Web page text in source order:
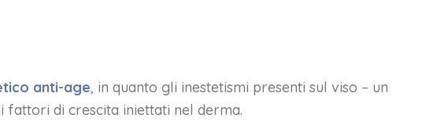
anti-age, in quanto gli inestetismi presenti sul viso – un
fattori di crescita iniettati nel derma.